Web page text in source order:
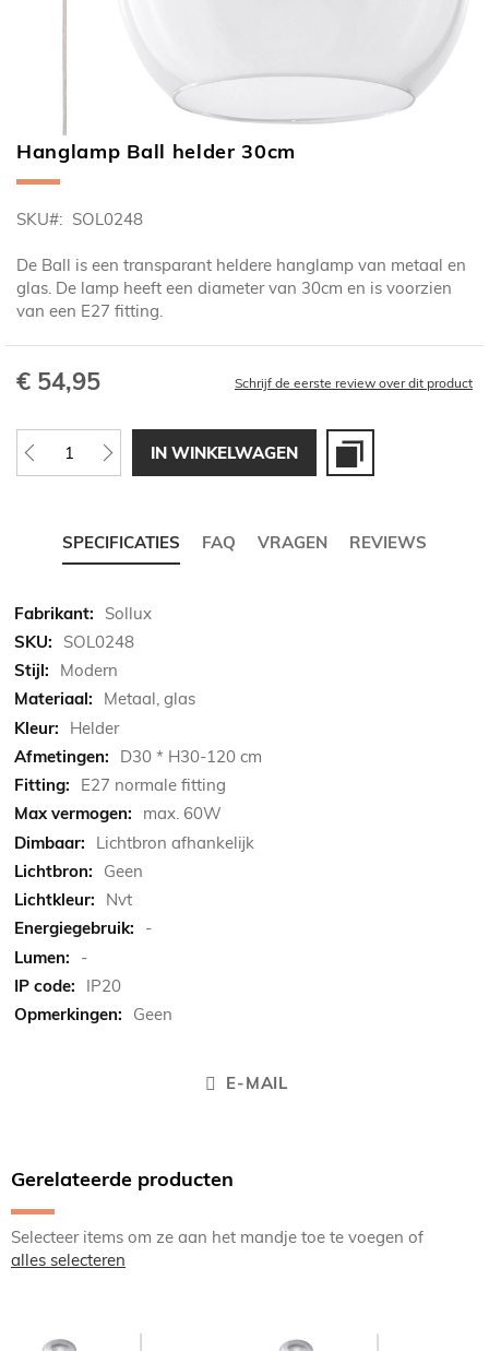
Ga
naar
begin
de
afbeeldingen-
gallerij
Hanglamp Ball helder 30cm
SKU SOL0248
De Ball is een transparant heldere hanglamp van metaal en
glas. De lamp heeft een diameter van 30cm en is voorzien
van een E27 fitting.
€ 54,95 Schrijf de eerste review over dit product
IN WINKELWAGEN
SPECIFICATIES FAQ VRAGEN REVIEWS
Meer
informatie
Sollux
SOL0248
Modern
Metaal, glas
Helder
D30 * H30-120 cm
E27 normale fitting
max. 60W
Lichtbron afhankelijk
Geen
Nvt
-
-
IP20
Geen
E-MAIL
Gerelateerde producten
Selecteer items om ze aan het mandje toe te voegen of
alles selecteren